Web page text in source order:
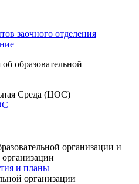
заочного отделения
образовательной
Среда (ЦОС)
организации и
и планы
организации